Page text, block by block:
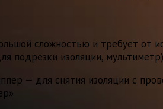
сложностью и требует от
подрезки изоляции,
— для снятия изоляции с